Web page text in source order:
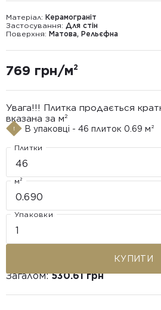
Матеріал: Керамограніт
Застосування: Для стін
Поверхня: Матова, Рельєфна
769 грн/м²
Увага!!! Плитка продається
вказана за м²
В упаковці - 46 плиток 0.69 м²
Плитки
м²
Упаковки
КУПИТИ
Загалом:530.61 грн